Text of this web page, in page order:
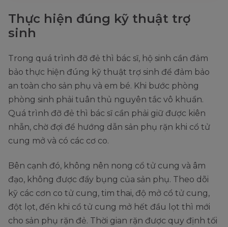
Thực hiện đúng kỹ thuật trợ
sinh
Trong quá trình đỡ đẻ thì bác sĩ, hộ sinh cần đảm
bảo thực hiện đúng kỹ thuật trợ sinh để đảm bảo
an toàn cho sản phụ và em bé. Khi bước phòng
phòng sinh phải tuân thủ nguyên tắc vô khuẩn.
Quá trình đỡ đẻ thì bác sĩ cần phải giữ được kiên
nhẫn, chờ đợi để hướng dẫn sản phụ rặn khi cổ tử
cung mở và có các cơ co.
Bên cạnh đó, không nên nong cổ tử cung và âm
đạo, không được đẩy bụng của sản phụ. Theo dõi
kỹ các cơn co tử cung, tim thai, độ mở cổ tử cung,
đột lọt, đến khi cổ tử cung mở hết đầu lọt thì mới
cho sản phụ rặn đẻ. Thời gian rặn được quy định tối